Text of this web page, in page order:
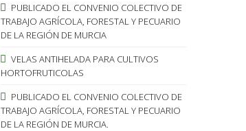
PUBLICADO EL CONVENIO COLECTIVO DE
TRABAJO AGRÍCOLA, FORESTAL Y PECUARIO
DE LA REGIÓN DE MURCIA
VELAS ANTIHELADA PARA CULTIVOS
HORTOFRUTICOLAS
PUBLICADO EL CONVENIO COLECTIVO DE
TRABAJO AGRÍCOLA, FORESTAL Y PECUARIO
DE LA REGIÓN DE MURCIA.